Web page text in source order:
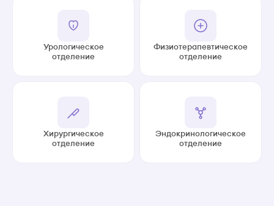
Урологическое
отделение
Физиотерапевтическое
отделение
Хирургическое
отделение
Эндокринологическое
отделение